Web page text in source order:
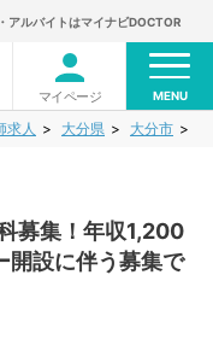
アルバイトはマイナビDOCTOR
マイページ MENU
求人 大分県 大分市
募集！年収1,200
設に伴う募集で